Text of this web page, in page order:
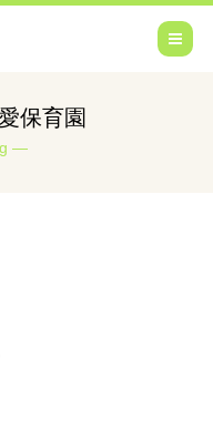
保育園